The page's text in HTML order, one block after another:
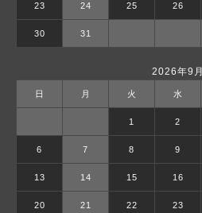
23 24 25 26
30 31
2026年9月
日 月 火 水
1 2
6 7 8 9
13 14 15 16
20 21 22 23